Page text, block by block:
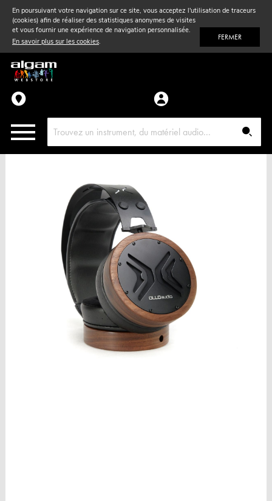
En poursuivant votre navigation sur ce site, vous acceptez l'utilisation de traceurs
(cookies) afin de réaliser des statistiques anonymes de visites
et vous fournir une expérience de navigation personnalisée.
En savoir plus sur les cookies. FERMER
Vent& Violon
Accessoires
Pièces détachées